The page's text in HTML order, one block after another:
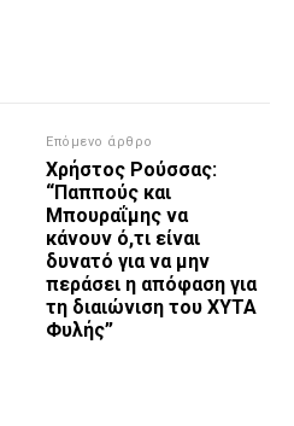
Επόμενο άρθρο
Χρήστος Ρούσσας:
“Παππούς και
Μπουραΐμης να
κάνουν ό,τι είναι
δυνατό για να μην
περάσει η απόφαση για
τη διαιώνιση του ΧΥΤΑ
Φυλής”